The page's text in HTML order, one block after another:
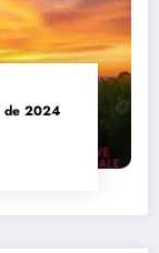
de 2024